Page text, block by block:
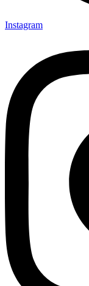
Instagram